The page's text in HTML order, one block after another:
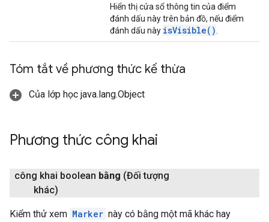
Hiển thị cửa sổ thông tin của điểm
đánh dấu này trên bản đồ, nếu điểm
đánh dấu này isVisible()
Tóm tắt về phương thức kế thừa
Của lớp học java.lang.Object
Phương thức công khai
công khai boolean bằng (Đối tượng
khác)
Kiểm thử xem Marker này có bằng một mã khác hay